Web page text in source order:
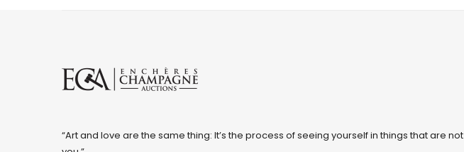
“Art and love are the same thing: It’s the process of seeing yourself in things that are not